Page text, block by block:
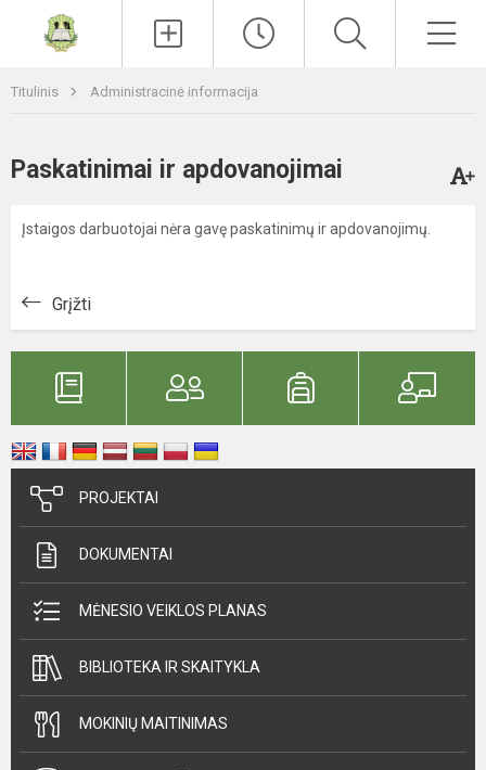
Titulinis Administracinė informacija
Paskatinimai ir apdovanojimai
Įstaigos darbuotojai nėra gavę paskatinimų ir apdovanojimų.
Grįžti
PROJEKTAI
DOKUMENTAI
MĖNESIO VEIKLOS PLANAS
BIBLIOTEKA IR SKAITYKLA
MOKINIŲ MAITINIMAS